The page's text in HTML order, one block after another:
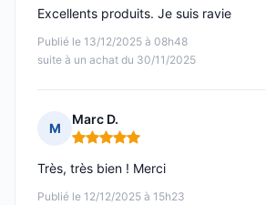
Publié le 13/12/2025 à 08h48
suite à un achat du 30/11/2025
Excellents produits. Je suis ravie
M
Marc D.
Note : 5 sur 5
Publié le 12/12/2025 à 15h23
Très, très bien ! Merci